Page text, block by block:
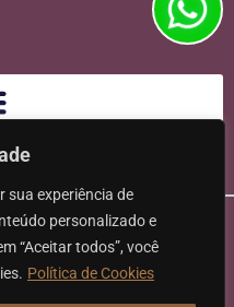
sua experiência de
personalizado e
“Aceitar todos”, você
Política de Cookies